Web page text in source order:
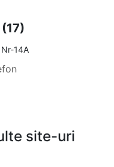
(17)
14A
site-uri